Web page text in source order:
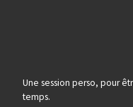
Une session perso, pour
temps.